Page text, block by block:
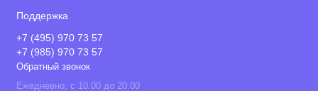
Поддержка
+7 (495) 970 73 57
+7 (985) 970 73 57
Обратный звонок
Ежедневно, с 10.00 до 20.00